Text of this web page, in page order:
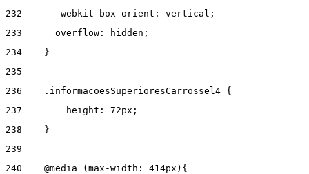
232
      -webkit-box-orient: vertical;
233
      overflow: hidden;
234
    }
235
236
    .informacoesSuperioresCarrossel4 {
237
        height: 72px;
238
    }
239
240
    @media (max-width: 414px){